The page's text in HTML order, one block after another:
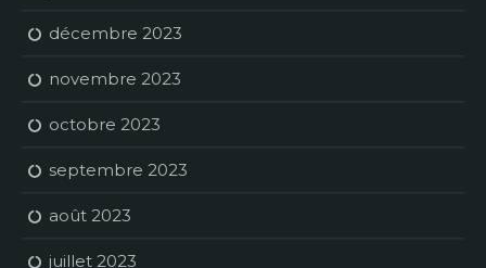
décembre 2023
novembre 2023
octobre 2023
septembre 2023
août 2023
juillet 2023